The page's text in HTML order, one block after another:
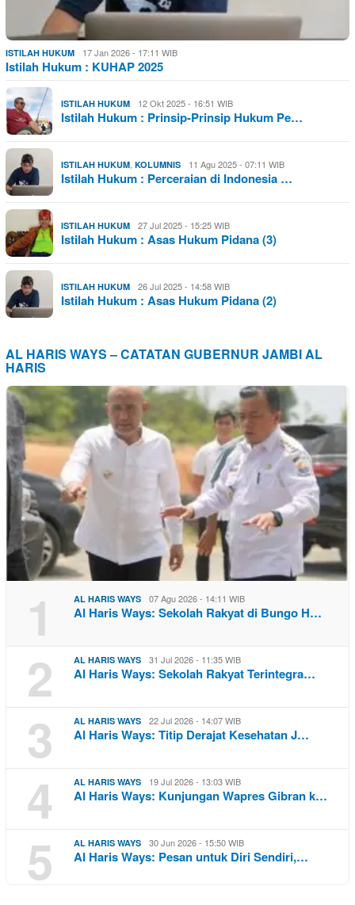
ISTILAH HUKUM 17 Jan 2026 - 17:11 WIB
Istilah Hukum : KUHAP 2025
ISTILAH HUKUM 12 Okt 2025 - 16:51 WIB
Istilah Hukum : Prinsip-Prinsip Hukum Pe…
ISTILAH HUKUM KOLUMNIS 11 Agu 2025 - 07:11 WIB
Istilah Hukum : Perceraian di Indonesia …
ISTILAH HUKUM 27 Jul 2025 - 15:25 WIB
Istilah Hukum : Asas Hukum Pidana (3)
ISTILAH HUKUM 26 Jul 2025 - 14:58 WIB
Istilah Hukum : Asas Hukum Pidana (2)
AL HARIS WAYS – CATATAN GUBERNUR JAMBI AL
HARIS
1 AL HARIS WAYS 07 Agu 2026 - 14:11 WIB
Al Haris Ways: Sekolah Rakyat di Bungo H…
2 AL HARIS WAYS 31 Jul 2026 - 11:35 WIB
Al Haris Ways: Sekolah Rakyat Terintegra…
3 AL HARIS WAYS 22 Jul 2026 - 14:07 WIB
Al Haris Ways: Titip Derajat Kesehatan J…
4 AL HARIS WAYS 19 Jul 2026 - 13:03 WIB
Al Haris Ways: Kunjungan Wapres Gibran k…
5 AL HARIS WAYS 30 Jun 2026 - 15:50 WIB
Al Haris Ways: Pesan untuk Diri Sendiri,…